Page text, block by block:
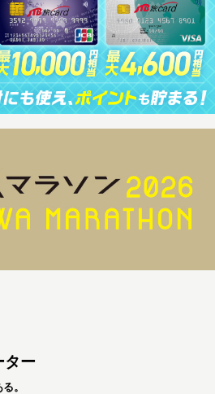
ター
。